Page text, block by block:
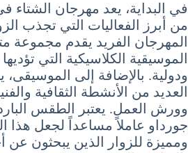
في البداية، يعد مهرجان
من أبرز الفعاليات التي تجذب
المهرجان الفريد يقدم مجموعة
الموسيقية الكلاسيكية التي
ودولية. بالإضافة إلى
العديد من الأنشطة الثقافية
وورش العمل. يعتبر الطقس
جورداو عاملاً مساعداً لجعل هذا
ومميزة للزوار الذين يبحثون عن